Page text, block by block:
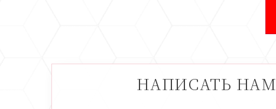
НАПИСАТЬ НАМ